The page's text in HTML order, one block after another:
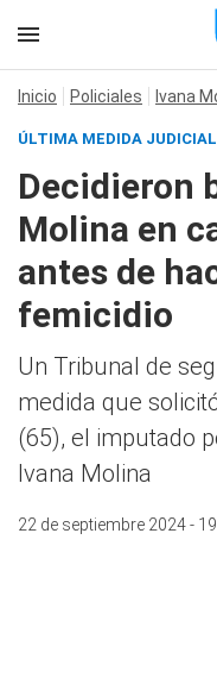
Inicio Policiales Ivana
ÚLTIMA MEDIDA JUDICIAL
Decidieron
Molina en
antes de
femicidio
Un Tribunal de
medida que
(65), el imputado
Ivana Molina
22 de septiembre 2024 -